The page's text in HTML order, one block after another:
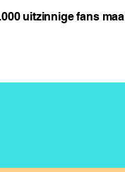
uitzinnige fans